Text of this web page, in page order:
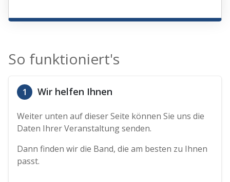
So funktioniert's
1 Wir helfen Ihnen
Weiter unten auf dieser Seite können Sie uns die
Daten Ihrer Veranstaltung senden.
Dann finden wir die Band, die am besten zu Ihnen
passt.